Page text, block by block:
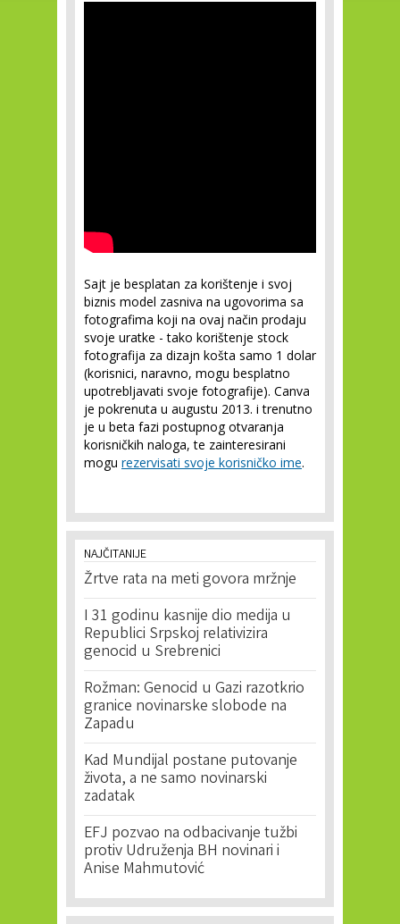
Sajt je besplatan za korištenje i svoj
biznis model zasniva na ugovorima sa
fotografima koji na ovaj način prodaju
svoje uratke - tako korištenje stock
fotografija za dizajn košta samo 1 dolar
(korisnici, naravno, mogu besplatno
upotrebljavati svoje fotografije). Canva
je pokrenuta u augustu 2013. i trenutno
je u beta fazi postupnog otvaranja
korisničkih naloga, te zainteresirani
mogu rezervisati svoje korisničko ime.
NAJČITANIJE
Žrtve rata na meti govora mržnje
I 31 godinu kasnije dio medija u
Republici Srpskoj relativizira
genocid u Srebrenici
Rožman: Genocid u Gazi razotkrio
granice novinarske slobode na
Zapadu
Kad Mundijal postane putovanje
života, a ne samo novinarski
zadatak
EFJ pozvao na odbacivanje tužbi
protiv Udruženja BH novinari i
Anise Mahmutović